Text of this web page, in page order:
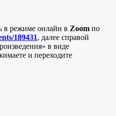
в режиме онлайн в Zoom по
189431, далее справой
в виде
и переходите